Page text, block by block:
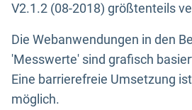
V2.1.2 (08-2018) größtenteils
Die Webanwendungen in den
'Messwerte' sind grafisch
Eine barrierefreie Umsetzung
möglich.